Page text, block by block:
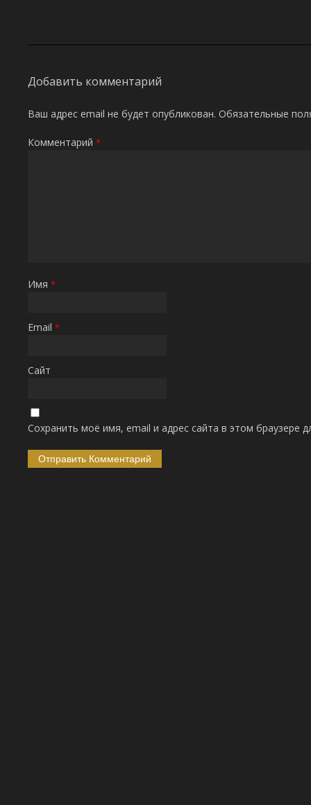
Добавить комментарий
Ваш адрес email не будет опубликован. Обязательные
Комментарий *
Имя *
Email *
Сайт
Сохранить моё имя, email и адрес сайта в этом браузере